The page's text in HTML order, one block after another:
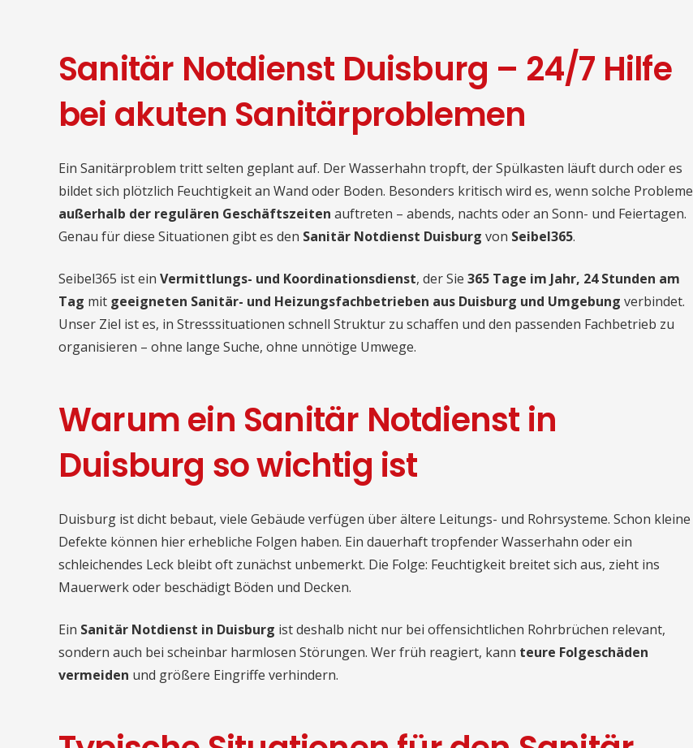
Sanitär Notdienst Duisburg – 24/7 Hilfe
bei akuten Sanitärproblemen
Ein Sanitärproblem tritt selten geplant auf. Der Wasserhahn tropft, der Spülkasten läuft durch oder es
bildet sich plötzlich Feuchtigkeit an Wand oder Boden. Besonders kritisch wird es, wenn solche Probleme
außerhalb der regulären Geschäftszeiten auftreten – abends, nachts oder an Sonn- und Feiertagen.
Genau für diese Situationen gibt es den Sanitär Notdienst Duisburg von Seibel365.
Seibel365 ist ein Vermittlungs- und Koordinationsdienst, der Sie 365 Tage im Jahr, 24 Stunden am
Tag mit geeigneten Sanitär- und Heizungsfachbetrieben aus Duisburg und Umgebung verbindet.
Unser Ziel ist es, in Stresssituationen schnell Struktur zu schaffen und den passenden Fachbetrieb zu
organisieren – ohne lange Suche, ohne unnötige Umwege.
Warum ein Sanitär Notdienst in
Duisburg so wichtig ist
Duisburg ist dicht bebaut, viele Gebäude verfügen über ältere Leitungs- und Rohrsysteme. Schon kleine
Defekte können hier erhebliche Folgen haben. Ein dauerhaft tropfender Wasserhahn oder ein
schleichendes Leck bleibt oft zunächst unbemerkt. Die Folge: Feuchtigkeit breitet sich aus, zieht ins
Mauerwerk oder beschädigt Böden und Decken.
Ein Sanitär Notdienst in Duisburg ist deshalb nicht nur bei offensichtlichen Rohrbrüchen relevant,
sondern auch bei scheinbar harmlosen Störungen. Wer früh reagiert, kann teure Folgeschäden
vermeiden und größere Eingriffe verhindern.